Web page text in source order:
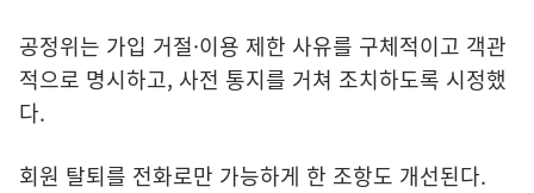
공정위는 가입 거절·이용 제한 사유를 구체적이고 객관
적으로 명시하고, 사전 통지를 거쳐 조치하도록 시정했
다.
회원 탈퇴를 전화로만 가능하게 한 조항도 개선된다.